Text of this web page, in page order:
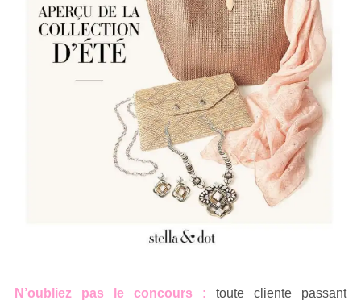
N’oubliez pas le concours : toute cliente passant